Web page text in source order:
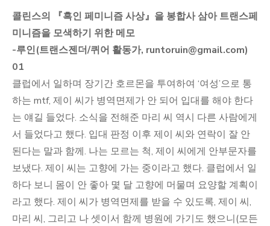
콜린스의 『흑인 페미니즘 사상』을 봉합사 삼아 트랜스페
미니즘을 모색하기 위한 메모
-루인(트랜스젠더/퀴어 활동가, runtoruin@gmail.com)
01
클럽에서 일하며 장기간 호르몬을 투여하여 ‘여성’으로 통
하는 mtf, 제이 씨가 병역면제가 안 되어 입대를 해야 한다
는 얘길 들었다. 소식을 전해준 마리 씨 역시 다른 사람에게
서 들었다고 했다. 입대 판정 이후 제이 씨와 연락이 잘 안
된다는 말과 함께. 나는 모르는 척, 제이 씨에게 안부문자를
보냈다. 제이 씨는 고향에 가는 중이라고 했다. 클럽에서 일
하다 보니 몸이 안 좋아 몇 달 고향에 머물며 요양할 계획이
라고 했다. 제이 씨가 병역면제를 받을 수 있도록, 제이 씨,
마리 씨, 그리고 나 셋이서 함께 병원에 가기도 했으니(모든